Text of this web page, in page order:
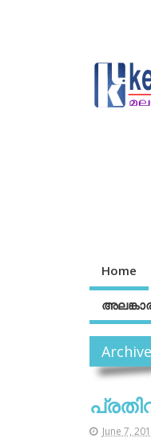
Home
June 7,